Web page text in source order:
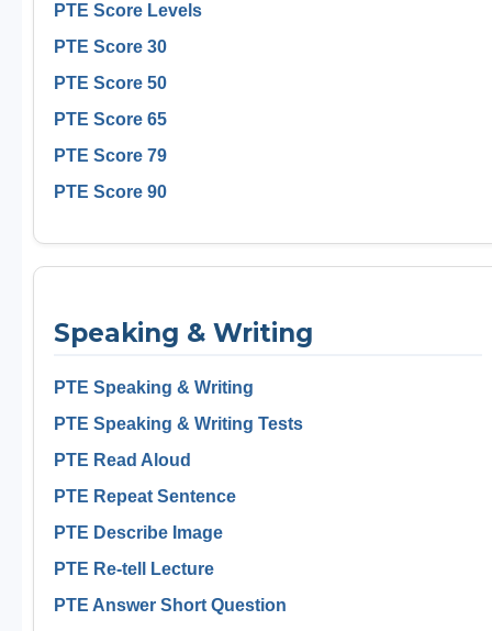
PTE Score Levels
PTE Score 30
PTE Score 50
PTE Score 65
PTE Score 79
PTE Score 90
Speaking & Writing
PTE Speaking & Writing
PTE Speaking & Writing Tests
PTE Read Aloud
PTE Repeat Sentence
PTE Describe Image
PTE Re-tell Lecture
PTE Answer Short Question